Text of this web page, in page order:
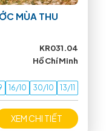
MÙA THU
KR031.04
Hồ Chí Minh
16/10 30/10 13/11
XEM CHI TIẾT